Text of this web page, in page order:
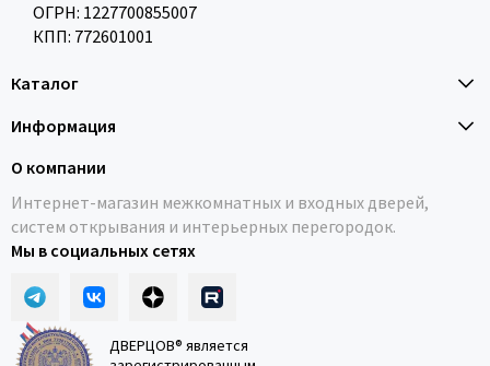
ОГРН: 1227700855007
КПП: 772601001
Каталог
Информация
О компании
Интернет-магазин межкомнатных и входных дверей,
систем открывания и интерьерных перегородок.
Мы в социальных сетях
ДВЕРЦОВ® является